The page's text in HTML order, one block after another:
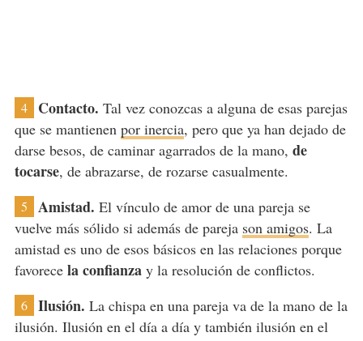
4 Contacto. Tal vez conozcas a alguna de esas parejas
que se mantienen por inercia, pero que ya han dejado de
darse besos, de caminar agarrados de la mano, de
tocarse, de abrazarse, de rozarse casualmente.
5 Amistad. El vínculo de amor de una pareja se
vuelve más sólido si además de pareja son amigos. La
amistad es uno de esos básicos en las relaciones porque
favorecela confianzay la resolución de conflictos.
6 Ilusión. La chispa en una pareja va de la mano de la
ilusión. Ilusión en el día a día y también ilusión en el